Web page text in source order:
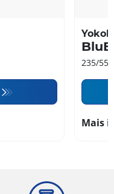
235/55
Mais